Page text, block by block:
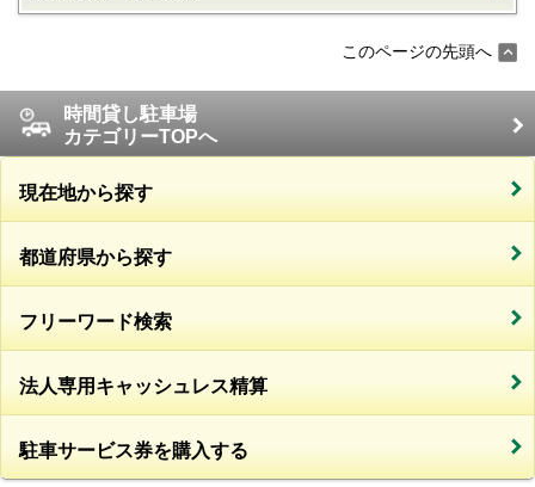
このページの先頭へ
時間貸し駐車場
カテゴリーTOPへ
現在地から探す
都道府県から探す
フリーワード検索
法人専用キャッシュレス精算
駐車サービス券を購入する